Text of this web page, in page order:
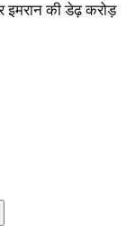
इमरान की डेढ़ करोड़